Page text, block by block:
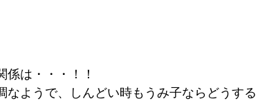
は・・・！！
ようで、しんどい時もうみ子ならどうする